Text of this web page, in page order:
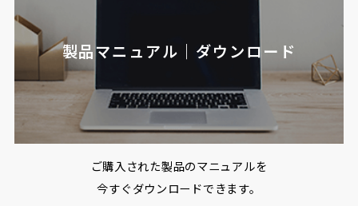
製品マニュアル｜ダウンロード
ご購入された製品のマニュアルを
今すぐダウンロードできます。